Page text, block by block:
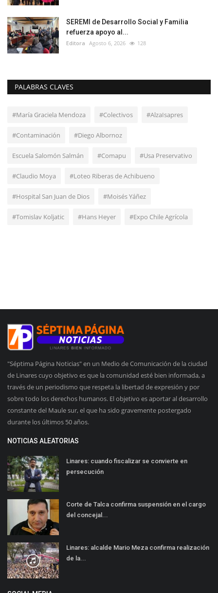
SEREMI de Desarrollo Social y Familia
refuerza apoyo al...
Editora Agosto 6, 2026 128
PALABRAS CLAVES
#María Graciela Mendoza #Colectivos #AlzaIsapres
#Contaminación #Diego Albornoz
Escuela Salomón Salmán #Comapu #Usa Preservativo
#Claudio Moya #Loteo Riberas de Achibueno
#Hospital San Juan de Dios #Moisés Yáñez
#Tomislav Koljatic #Hans Heyer #Expo Chile Agrícola
"Séptima Página Noticias" en un Medio de Comunicación de la ciudad
de Linares cuyo objetivo es que la comunidad esté bien informada, a
través de un periodismo que respeta la libertad de expresión y por
sobre todo los derechos humanos. El objetivo es aportar al desarrollo
constante del Maule sur, el que ha sido gravemente postergado
durante los últimos 50 años.
NOTICIAS ALEATORIAS
Linares: cuando fiscalizar se convierte en
persecución
Corte de Talca confirma suspensión en el cargo
del concejal...
Linares: alcalde Mario Meza confirma realización
de la...